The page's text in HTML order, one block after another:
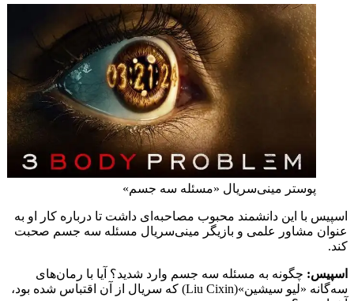
پوستر مینی‌سریال «مسئله سه جسم»
اسپیس با این دانشمند محبوب مصاحبه‌ای داشت تا درباره کار او به
عنوان مشاور علمی و بازیگر مینی‌سریال مسئله سه جسم صحبت
کند.
اسپیس:چگونه به مسئله سه جسم وارد شدید؟ آیا با رمان‌های
سه‌گانه «لیو سیشین»(Liu Cixin) که سریال از آن اقتباس شده بود،